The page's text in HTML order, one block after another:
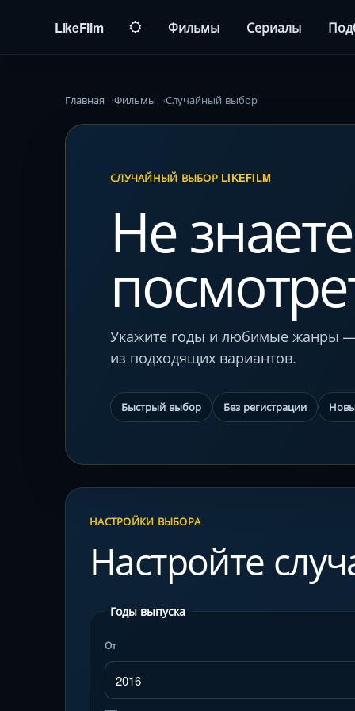
LikeFilm Фильмы Сериалы
Главная Фильмы Случайный выбор
СЛУЧАЙНЫЙ ВЫБОР LIKEFILM
Не
Укажите годы и любимые жанры
из подходящих вариантов.
Быстрый выбор Без регистрации
НАСТРОЙКИ ВЫБОРА
Настройте
Годы выпуска
От